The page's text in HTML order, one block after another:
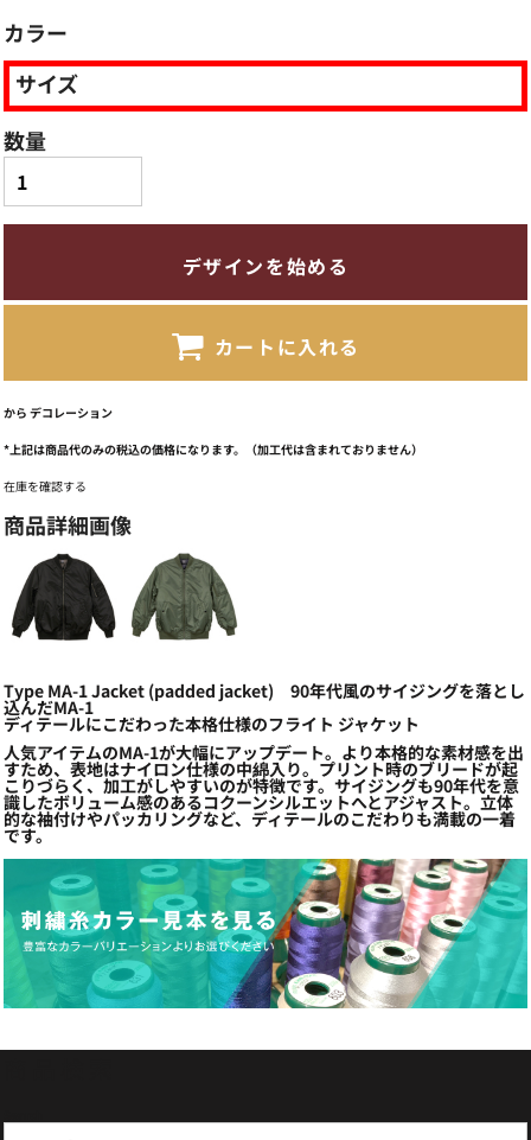
カラー
サイズ
数量
デザインを始める
カートに入れる
から デコレーション
*上記は商品代のみの税込の価格になります。（加工代は含まれておりません）
在庫を確認する
商品詳細画像
Type MA-1 Jacket (padded jacket) 90年代風のサイジングを落とし
込んだMA-1
ディテールにこだわった本格仕様のフライト ジャケット
人気アイテムのMA-1が大幅にアップデート。より本格的な素材感を出
すため、表地はナイロン仕様の中綿入り。プリント時のブリードが起
こりづらく、加工がしやすいのが特徴です。サイジングも90年代を意
識したボリューム感のあるコクーンシルエットへとアジャスト。立体
的な袖付けやパッカリングなど、ディテールのこだわりも満載の一着
です。